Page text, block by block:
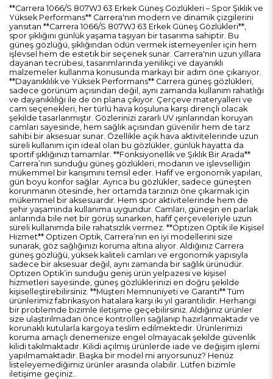
**Carrera 1066/S 807WJ 63 Erkek Güneş Gözlükleri – Spor Şıklık ve
Yüksek Performans** Carrera'nın modern ve dinamik çizgilerini
yansıtan **Carrera 1066/S 807WJ 63 Erkek Güneş Gözlükleri**,
spor şıklığını günlük yaşama taşıyan bir tasarıma sahiptir. Bu
güneş gözlüğü, şıklığından ödün vermek istemeyenler için hem
işlevsel hem de estetik bir seçenek sunar. Carrera'nın uzun yıllara
dayanan tecrübesi, tasarımlarında yenilikçi ve dayanıklı
malzemeler kullanma konusunda markayı bir adım öne çıkarıyor.
**Dayanıklılık ve Yüksek Performans** Carrera güneş gözlükleri,
sadece görünüm açısından değil, aynı zamanda kullanım rahatlığı
ve dayanıklılığı ile de ön plana çıkıyor. Çerçeve materyalleri ve
cam seçenekleri, her türlü hava koşuluna karşı dirençli olacak
şekilde tasarlanmıştır. Gözlerinizi zararlı UV ışınlarından koruyan
camları sayesinde, hem sağlık açısından güvenilir hem de tarz
sahibi bir aksesuar sunar. Özellikle açık hava aktivitelerinde uzun
süreli kullanım için ideal olan bu gözlükler, günlük hayatta da
sportif şıklığınızı tamamlar. **Fonksiyonellik ve Şıklık Bir Arada**
Carrera’nın sunduğu güneş gözlükleri, modanın ve işlevselliğin
mükemmel bir karışımını temsil eder. Hafif ve ergonomik yapıları,
gün boyu konfor sağlar. Ayrıca bu gözlükler, sadece güneşten
korunmanın ötesinde, her ortamda tarzınızı öne çıkarmak için
mükemmel bir aksesuardır. Hem spor aktivitelerinde hem de
şehir yaşamında kullanıma uygundur. Camları, güneşin en parlak
anlarında bile net bir görüş sunarken, hafif çerçeveleriyle uzun
süreli kullanımda bile rahatsızlık vermez. **Optizen Optik ile Kişisel
Hizmet** Optizen Optik, Carrera’nın en iyi modellerini size
sunarak, göz sağlığınızı koruma altına alıyor. Aldığınız Carrera
güneş gözlüğü, yüksek kaliteli camları ve ergonomik yapısıyla
sadece bir aksesuar değil, aynı zamanda bir sağlık ürünüdür.
Optizen Optik’in sunduğu geniş ürün yelpazesi ve kişisel
hizmetleri sayesinde, güneş gözlüklerinizi en doğru şekilde
kişiselleştirebilirsiniz. **Müşteri Memnuniyeti ve Garanti** Tüm
ürünlerimiz fabrikasyon hatalara karşı iki yıl garantilidir. Herhangi
bir problemde bizimle iletişime geçebilirsiniz. Aldığınız ürünler
size ulaştırılmadan önce kontrolleri sağlanıp hazırlanmaktadır ve
korunaklı kutularla kargoya teslim edilmektedir. Ürünlerimizi
koruma amaçlı denemenize engel olmayacak şekilde güvenlik
kilidi takılmaktadır. Kilidi açılmış ürünlerde iade ve değişim işlemi
yapılmamaktadır. Başka bir model mi arıyorsunuz? Henüz
listeleyemediğimiz ürünler arasında olabilir. Lütfen bizimle
iletişime geçiniz..